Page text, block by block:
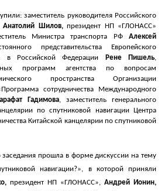
заместитель руководителя Российского
Анатолий Шилов,президент НП «ГЛОНАСС»
Министра транспорта РФАлексей
представительства Европейского
в Российской Федерации
Рене Пишель,
программ агентства по вопросам
пространства Организации
сотрудничества Международного
Гадимова, заместитель генерального
по спутниковой навигации Центра
Китайской канцелярии по спутниковой
заседания прошла в форме дискуссии на тему
навигации?», в которой приняли
президент НП «ГЛОНАСС», Андрей Ионин,